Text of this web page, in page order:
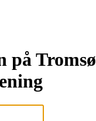
på Tromsø